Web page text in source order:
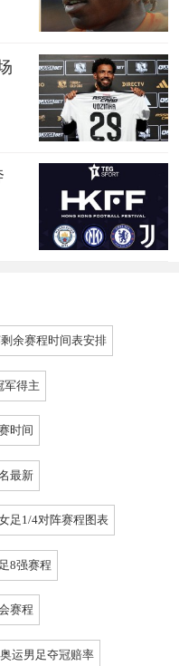
余赛程时间表安排
军得主
时间
最新
足1/4对阵赛程图表
8强赛程
赛程
奥运男足夺冠赔率